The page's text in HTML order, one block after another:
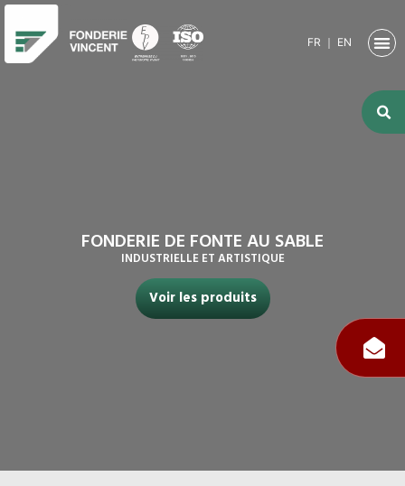
FR ｜ EN
FONDERIE DE FONTE AU SABLE
INDUSTRIELLE ET ARTISTIQUE
Voir les produits